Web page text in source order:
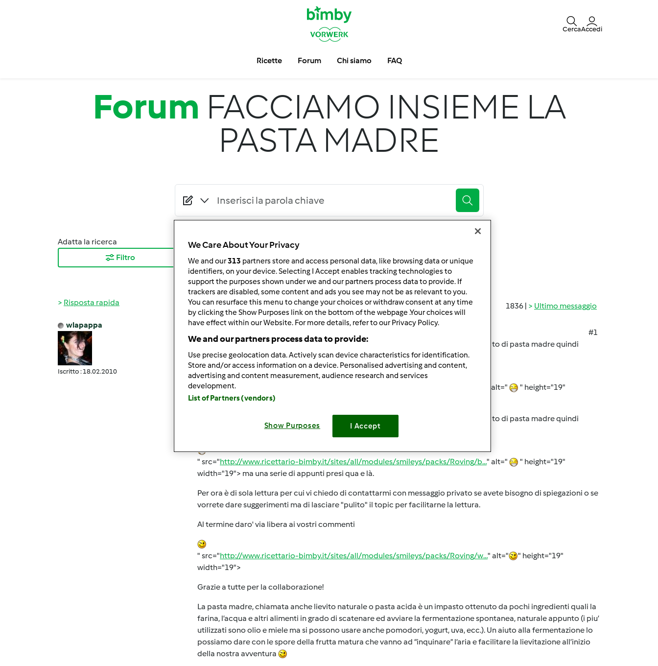
CercaAccedi
Ricette Forum Chi siamo FAQ
Forum FACCIAMO INSIEME LA
PASTA MADRE
Adatta la ricerca
Filtro
Ordina per:
I risultati più recenti
10
1836 | Ultimo messaggio
Risposta rapida
wlapappa
Iscritto : 18.02.2010
#1
Prima di iniziare questo topic mi sono un po’ documentata sulle origini e sul significato di pasta madre quindi
quello che riporto qui di seguito non è “farina” del mio sacco
" src="http://www.ricettario-bimby.it/sites/all/modules/smileys/packs/Roving/b… " alt="
" height="19"
width="19"> ma una serie di appunti presi qua e là.
Prima di iniziare questo topic mi sono un po’ documentata sulle origini e sul significato di pasta madre quindi
quello che riporto qui di seguito non è “farina” del mio sacco
" src="http://www.ricettario-bimby.it/sites/all/modules/smileys/packs/Roving/b…" alt="
" height="19"
width="19"> ma una serie di appunti presi qua e là.
Per ora è di sola lettura per cui vi chiedo di contattarmi con messaggio privato se avete bisogno di spiegazioni o se
vorrete dare suggerimenti ma di lasciare "pulito" il topic per facilitarne la lettura.
Al termine daro' via libera ai vostri commenti
" src="http://www.ricettario-bimby.it/sites/all/modules/smileys/packs/Roving/w…" alt="
" height="19"
width="19">
Grazie a tutte per la collaborazione!
La pasta madre, chiamata anche lievito naturale o pasta acida è un impasto ottenuto da pochi ingredienti quali la
farina, l’acqua e altri alimenti in grado di scatenare ed avviare la fermentazione spontanea, naturale appunto (i piu’
utilizzati sono olio e miele ma si possono usare anche pomodori, yogurt, uva, ecc.). Un aiuto alla fermentazione lo
possiamo dare con le spore della frutta matura che vanno ad “inquinare” l’aria e facilitare la lievitazione all’inizio
della nostra avventura
We Care About Your Privacy
We and our313 partners store and access personal data, like browsing data or unique
identifiers, on your device. Selecting I Accept enables tracking technologies to
support the purposes shown under we and our partners process data to provide. If
trackers are disabled, some content and ads you see may not be as relevant to you.
You can resurface this menu to change your choices or withdraw consent at any time
by clicking the Show Purposes link on the bottom of the webpage .Your choices will
have effect within our Website. For more details, refer to our Privacy Policy.
We and our partners process data to provide:
Use precise geolocation data. Actively scan device characteristics for identification.
Store and/or access information on a device. Personalised advertising and content,
advertising and content measurement, audience research and services
development.
List of Partners (vendors)
Show Purposes I Accept